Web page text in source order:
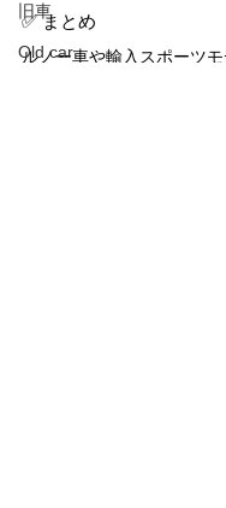
旧車
Old car
✅ まとめ
ルノー車や輸入スポーツ